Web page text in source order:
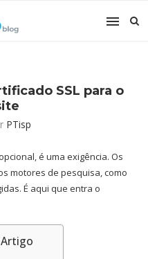
SSL para o
PTisp
é uma exigência. Os
motores de pesquisa, como
É aqui que entra o